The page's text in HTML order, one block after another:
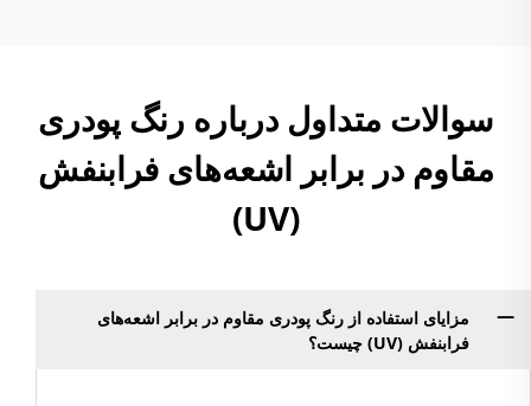
سوالات متداول درباره رنگ پودری
مقاوم در برابر اشعه‌های فرابنفش
(UV)
مزایای استفاده از رنگ پودری مقاوم در برابر اشعه‌های
فرابنفش (UV) چیست؟